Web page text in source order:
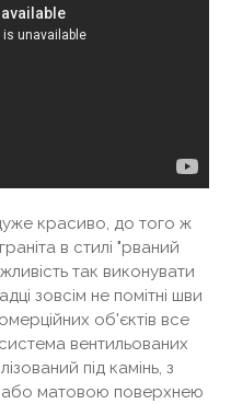
красиво, до того ж
в стилі "рваний
так виконувати
зовсім не помітні шви
об'єктів все
вентильованих
під камінь, з
або матовою поверхнею